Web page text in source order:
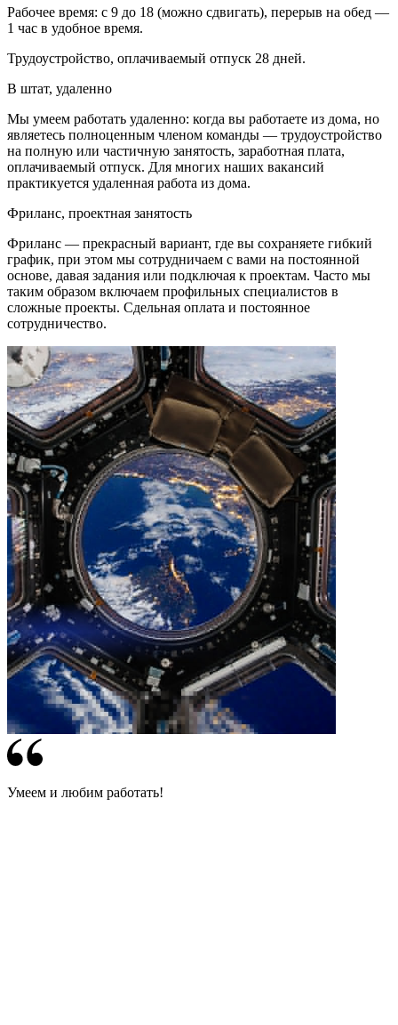
Рабочее время: с 9 до 18 (можно сдвигать), перерыв на обед —
1 час в удобное время.
Трудоустройство, оплачиваемый отпуск 28 дней.
В штат, удаленно
Мы умеем работать удаленно: когда вы работаете из дома, но
являетесь полноценным членом команды — трудоустройство
на полную или частичную занятость, заработная плата,
оплачиваемый отпуск. Для многих наших вакансий
практикуется удаленная работа из дома.
Фриланс, проектная занятость
Фриланс — прекрасный вариант, где вы сохраняете гибкий
график, при этом мы сотрудничаем с вами на постоянной
основе, давая задания или подключая к проектам. Часто мы
таким образом включаем профильных специалистов в
сложные проекты. Сдельная оплата и постоянное
сотрудничество.
Умеем и любим работать!